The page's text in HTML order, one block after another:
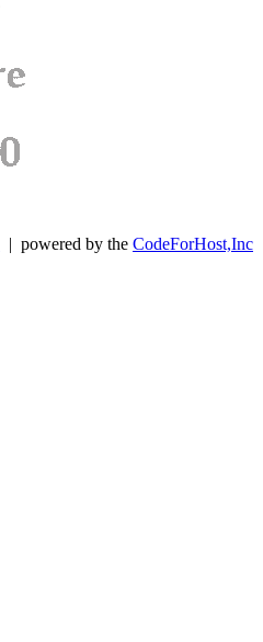
| powered by the CodeForHost,Inc